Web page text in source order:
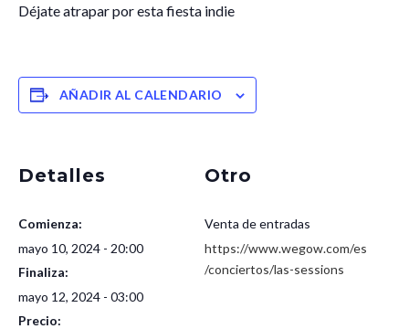
Déjate atrapar por esta fiesta indie
AÑADIR AL CALENDARIO
Detalles
Comienza:
mayo 10, 2024 - 20:00
Finaliza:
mayo 12, 2024 - 03:00
Precio:
Otro
Venta de entradas
https://www.wegow.com/es
/conciertos/las-sessions